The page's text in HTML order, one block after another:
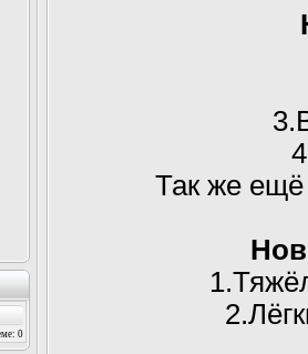
0
Так же